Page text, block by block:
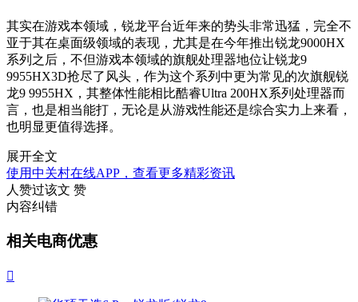
其实在游戏本领域，锐龙平台近年来的势头非常迅猛，完全不
亚于其在桌面级领域的表现，尤其是在今年推出锐龙9000HX
系列之后，不但游戏本领域的旗舰处理器地位让锐龙9
9955HX3D抢尽了风头，作为这个系列中更为常见的次旗舰锐
龙9 9955HX，其整体性能相比酷睿Ultra 200HX系列处理器而
言，也是相当能打，无论是从游戏性能还是综合实力上来看，
也明显更值得选择。
展开全文
使用中关村在线APP，查看更多精彩资讯
人赞过该文 赞
内容纠错
相关电商优惠
